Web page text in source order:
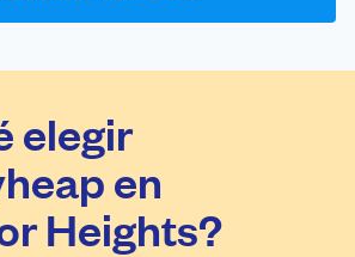
elegir
en
Heights?